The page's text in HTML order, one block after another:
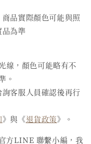
品實際顏色可能與照
為準
線，顏色可能略有不
。
客服人員確認後再行
》與《退貨政策》。
方LINE 聯繫小編，我